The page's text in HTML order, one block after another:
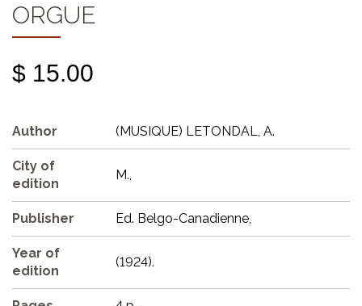
ORGUE
$ 15.00
Author (MUSIQUE) LETONDAL, A.
City of
edition
M.,
Publisher Ed. Belgo-Canadienne,
Year of
edition
(1924).